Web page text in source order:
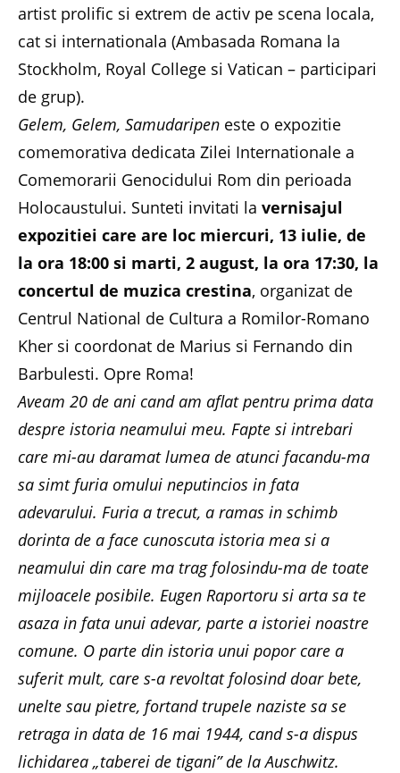
artist prolific si extrem de activ pe scena locala,
cat si internationala (Ambasada Romana la
Stockholm, Royal College si Vatican – participari
de grup).
Gelem, Gelem, Samudaripen este o expozitie
comemorativa dedicata Zilei Internationale a
Comemorarii Genocidului Rom din perioada
Holocaustului. Sunteti invitati la vernisajul
expozitiei care are loc miercuri, 13 iulie, de
la ora 18:00 si marti, 2 august, la ora 17:30, la
concertul de muzica crestina, organizat de
Centrul National de Cultura a Romilor-Romano
Kher si coordonat de Marius si Fernando din
Barbulesti. Opre Roma!
Aveam 20 de ani cand am aflat pentru prima data
despre istoria neamului meu. Fapte si intrebari
care mi-au daramat lumea de atunci facandu-ma
sa simt furia omului neputincios in fata
adevarului. Furia a trecut, a ramas in schimb
dorinta de a face cunoscuta istoria mea si a
neamului din care ma trag folosindu-ma de toate
mijloacele posibile. Eugen Raportoru si arta sa te
asaza in fata unui adevar, parte a istoriei noastre
comune. O parte din istoria unui popor care a
suferit mult, care s-a revoltat folosind doar bete,
unelte sau pietre, fortand trupele naziste sa se
retraga in data de 16 mai 1944, cand s-a dispus
lichidarea „taberei de tigani” de la Auschwitz.